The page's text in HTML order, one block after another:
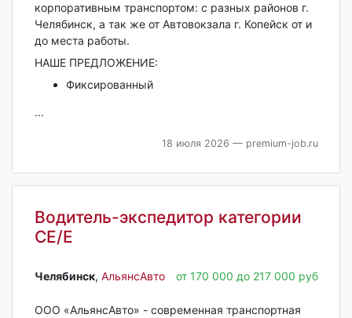
корпоративным транспортом: с разных районов г.
Челябинск, а так же от Автовокзала г. Копейск от и
до места работы.
НАШЕ ПРЕДЛОЖЕНИЕ:
Фиксированный
...
18 июля 2026 — premium-job.ru
Водитель-экспедитор категории
СЕ/Е
Челябинск‎, АльянсАвто от 170 000 до 217 000 руб
ООО «АльянсАвто» - современная транспортная